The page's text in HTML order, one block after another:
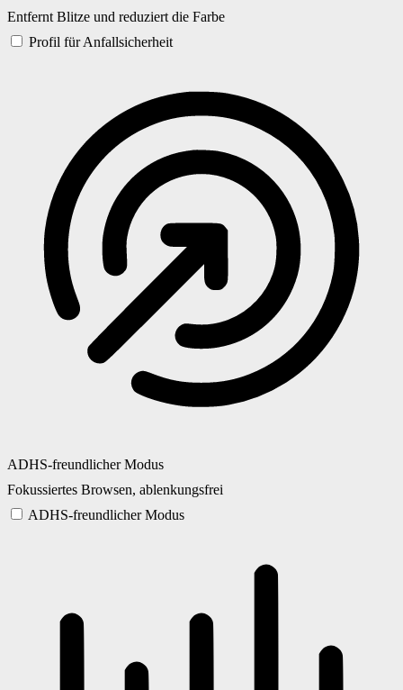
Entfernt Blitze und reduziert die Farbe
Profil für Anfallsicherheit
ADHS-freundlicher Modus
Fokussiertes Browsen, ablenkungsfrei
ADHS-freundlicher Modus